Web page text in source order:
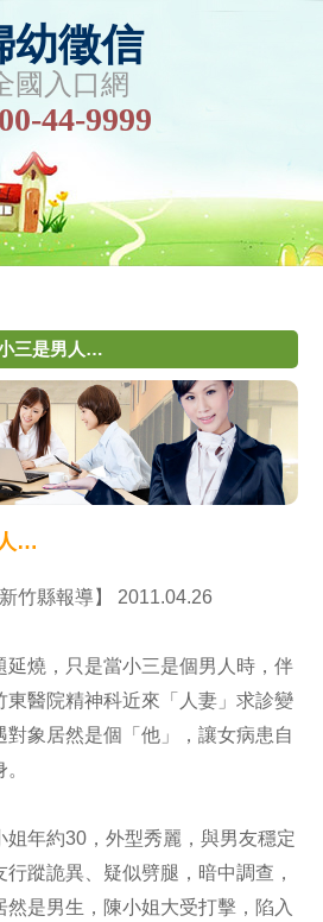
幼徵信
國入口網
44-9999
三是男人…
…
竹縣報導】 2011.04.26
延燒，只是當小三是個男人時，伴
東醫院精神科近來「人妻」求診變
對象居然是個「他」，讓女病患自
姐年約30，外型秀麗，與男友穩定
蹤詭異、疑似劈腿，暗中調查，
然是男生，陳小姐大受打擊，陷入